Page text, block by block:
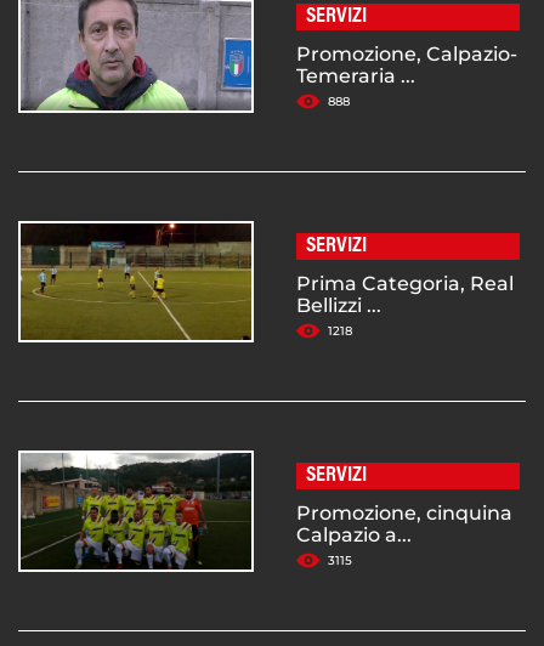
SERVIZI
Promozione, Calpazio-
Temeraria ...
888
SERVIZI
Prima Categoria, Real
Bellizzi ...
1218
SERVIZI
Promozione, cinquina
Calpazio a...
3115